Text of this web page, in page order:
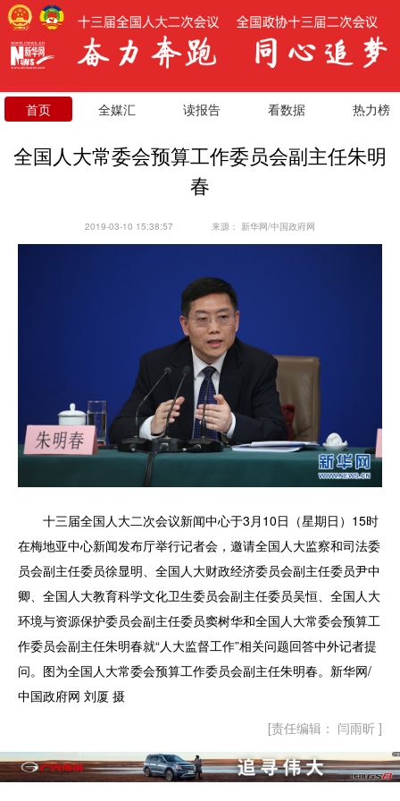
首页 全媒汇 读报告 看数据 热力榜
全国人大常委会预算工作委员会副主任朱明
春
2019-03-10 15:38:57 来源： 新华网/中国政府网
十三届全国人大二次会议新闻中心于3月10日（星期日）15时
在梅地亚中心新闻发布厅举行记者会，邀请全国人大监察和司法委
员会副主任委员徐显明、全国人大财政经济委员会副主任委员尹中
卿、全国人大教育科学文化卫生委员会副主任委员吴恒、全国人大
环境与资源保护委员会副主任委员窦树华和全国人大常委会预算工
作委员会副主任朱明春就“人大监督工作”相关问题回答中外记者提
问。图为全国人大常委会预算工作委员会副主任朱明春。新华网/
中国政府网 刘厦 摄
[责任编辑： 闫雨昕 ]